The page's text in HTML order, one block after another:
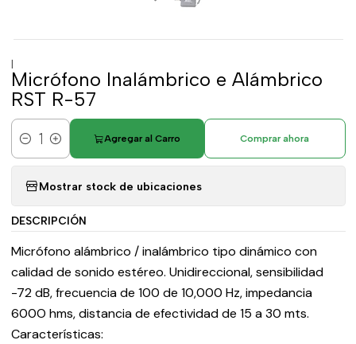
|
Micrófono Inalámbrico e Alámbrico
RST R-57
Cantidad
Agregar al Carro Comprar ahora
Mostrar stock de ubicaciones
DESCRIPCIÓN
Micrófono alámbrico / inalámbrico tipo dinámico con
calidad de sonido estéreo. Unidireccional, sensibilidad
-72 dB, frecuencia de 100 de 10,000 Hz, impedancia
600O hms, distancia de efectividad de 15 a 30 mts.
Características: